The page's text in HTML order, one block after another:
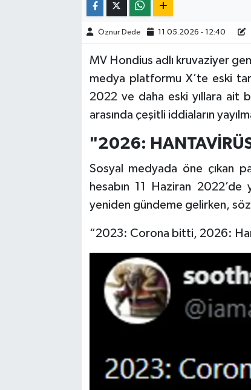
Öznur Dede 11.05.2026 - 12:40
MV Hondius adlı kruvaziyer
medya platformu X’te eski
2022 ve daha eski yıllara ait
arasında çeşitli iddiaların
"2026:
Sosyal medyada öne çıkan
hesabın 11 Haziran 2022’de
yeniden gündeme gelirken,
“2023: Corona bitti, 2026: